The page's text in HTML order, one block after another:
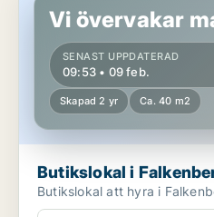
Vi övervakar
SENAST UPPDATERAD
09:53 • 09 feb.
Skapad 2 yr Ca. 40 m2
Butikslokal i
Butikslokal att hyra i